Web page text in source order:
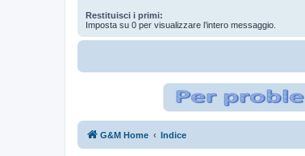
Restituisci i primi:
Imposta su 0 per visualizzare l’intero messaggio.
G&M Home Indice